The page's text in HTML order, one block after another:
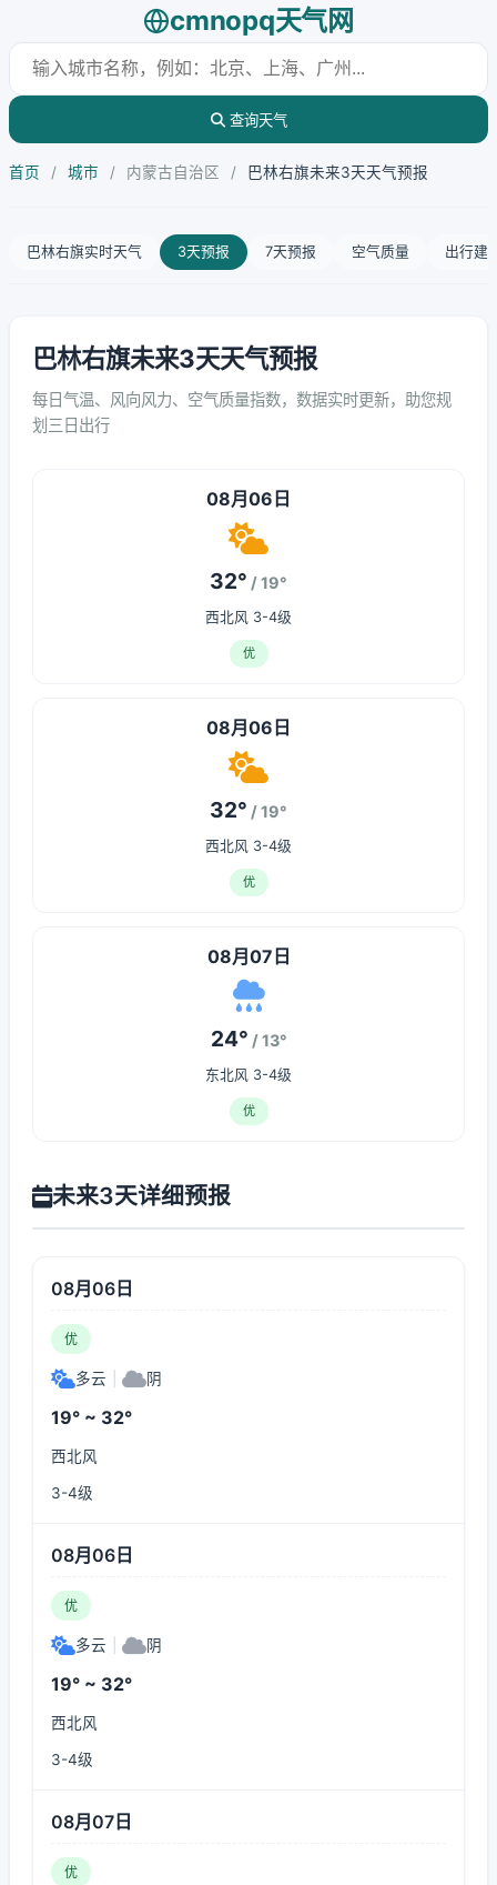
cmnopq天气网
查询天气
首页 / 城市 / 内蒙古自治区 / 巴林右旗未来3天天气预报
巴林右旗实时天气 3天预报 7天预报 空气质量 出行建
巴林右旗未来3天天气预报
每日气温、风向风力、空气质量指数，数据实时更新，助您规
划三日出行
08月06日
32° / 19°
西北风 3-4级
优
08月06日
32° / 19°
西北风 3-4级
优
08月07日
24° / 13°
东北风 3-4级
优
未来3天详细预报
08月06日
优
多云 阴
19° ~ 32°
西北风
3-4级
08月06日
优
多云 阴
19° ~ 32°
西北风
3-4级
08月07日
优